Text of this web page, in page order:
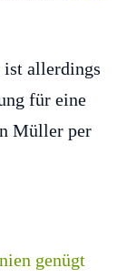
allerdings
für eine
Müller per